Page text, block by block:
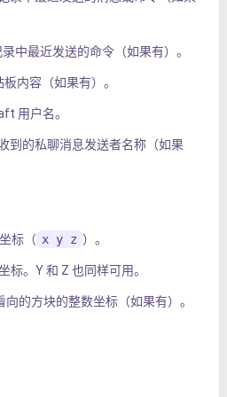
中最近发送的命令（如果有）。
板内容（如果有）。
用户名。
到的私聊消息发送者名称（如果
标（ x y z ）。
标。Y 和 Z 也同样可用。
向的方块的整数坐标（如果有）。